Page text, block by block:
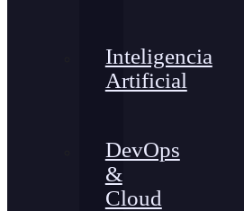
Inteligencia
Artificial
DevOps
&
Cloud